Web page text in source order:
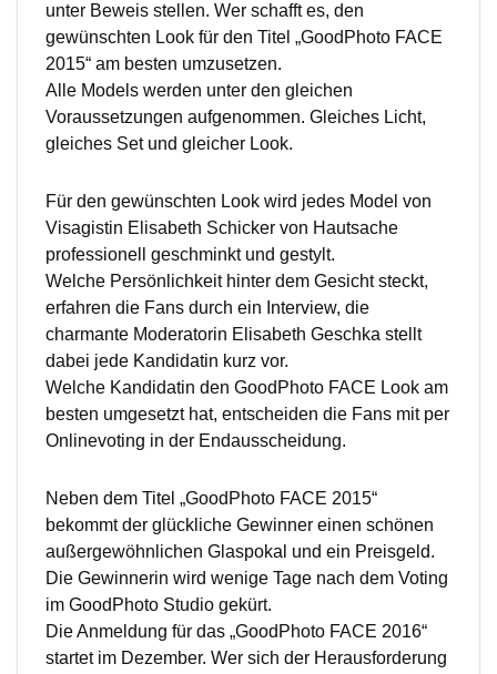
unter Beweis stellen. Wer schafft es, den
gewünschten Look für den Titel „GoodPhoto FACE
2015“ am besten umzusetzen.
Alle Models werden unter den gleichen
Voraussetzungen aufgenommen. Gleiches Licht,
gleiches Set und gleicher Look.
Für den gewünschten Look wird jedes Model von
Visagistin Elisabeth Schicker von Hautsache
professionell geschminkt und gestylt.
Welche Persönlichkeit hinter dem Gesicht steckt,
erfahren die Fans durch ein Interview, die
charmante Moderatorin Elisabeth Geschka stellt
dabei jede Kandidatin kurz vor.
Welche Kandidatin den GoodPhoto FACE Look am
besten umgesetzt hat, entscheiden die Fans mit per
Onlinevoting in der Endausscheidung.
Neben dem Titel „GoodPhoto FACE 2015“
bekommt der glückliche Gewinner einen schönen
außergewöhnlichen Glaspokal und ein Preisgeld.
Die Gewinnerin wird wenige Tage nach dem Voting
im GoodPhoto Studio gekürt.
Die Anmeldung für das „GoodPhoto FACE 2016“
startet im Dezember. Wer sich der Herausforderung